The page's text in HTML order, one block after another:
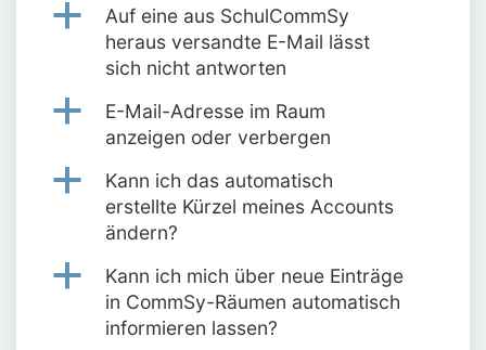
a
Auf eine aus SchulCommSy
heraus versandte E-Mail lässt
sich nicht antworten
a
E-Mail-Adresse im Raum
anzeigen oder verbergen
a
Kann ich das automatisch
erstellte Kürzel meines Accounts
ändern?
a
Kann ich mich über neue Einträge
in CommSy-Räumen automatisch
informieren lassen?